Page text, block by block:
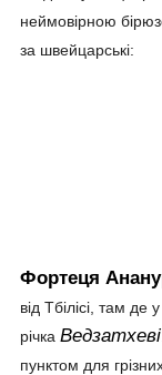
неймовірною
за швейцарські:
Фортеця
від Тбілісі, там де
річка Ведзатхеві
пунктом для